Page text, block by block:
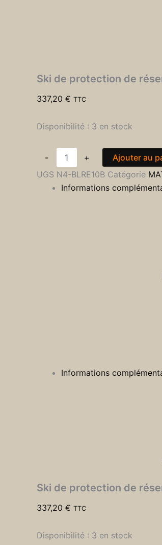
Ski de protection de
337,20 € TTC
Disponibilité : 3 en stock
- +
Ajouter au
UGS N4-BLRE10B Catégorie
Informations
Informations
Ski de protection de
337,20 € TTC
Disponibilité : 3 en stock